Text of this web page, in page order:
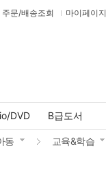
주문/배송조회 마이페이지
DVD B급도서
동 교육&학습